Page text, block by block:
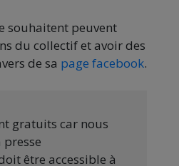
souhaitent peuvent
du collectif et avoir des
de sa page facebook.
gratuits car nous
presse
être accessible à